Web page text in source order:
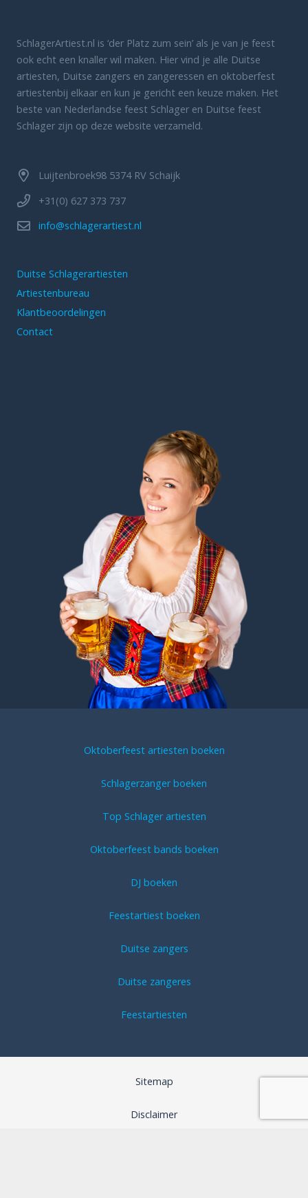
SchlagerArtiest.nl is ‘der Platz zum sein’ als je van je feest
ook echt een knaller wil maken. Hier vind je alle Duitse
artiesten, Duitse zangers en zangeressen en oktoberfest
artiestenbij elkaar en kun je gericht een keuze maken. Het
beste van Nederlandse feest Schlager en Duitse feest
Schlager zijn op deze website verzameld.
Luijtenbroek98 5374 RV Schaijk
+31(0) 627 373 737
info@schlagerartiest.nl
Duitse Schlagerartiesten
Artiestenbureau
Klantbeoordelingen
Contact
Oktoberfeest artiesten boeken
Schlagerzanger boeken
Top Schlager artiesten
Oktoberfeest bands boeken
DJ boeken
Feestartiest boeken
Duitse zangers
Duitse zangeres
Feestartiesten
Sitemap
Disclaimer